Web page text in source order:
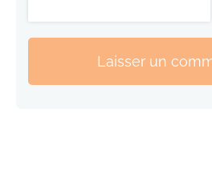
Laisser un